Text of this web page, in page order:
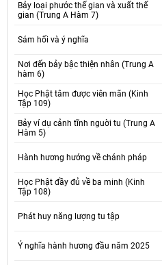
Bảy loại phước thế gian và xuất thế
gian (Trung A Hàm 7)
Sám hối và ý nghĩa
Nơi đến bảy bậc thiện nhân (Trung A
hàm 6)
Học Phật tâm được viên mãn (Kinh
Tập 109)
Bảy ví dụ cảnh tĩnh nguời tu (Trung A
Hàm 5)
Hành hương hướng về chánh pháp
Học Phật đầy đủ về ba minh (Kinh
Tập 108)
Phát huy năng lượng tu tập
Ý nghĩa hành hương đầu năm 2025